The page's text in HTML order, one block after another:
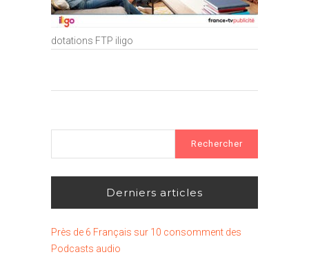
dotations FTP iligo
Derniers articles
Près de 6 Français sur 10 consomment des
Podcasts audio